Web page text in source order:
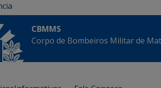
CBMMS
Corpo de Bombeiros Militar de